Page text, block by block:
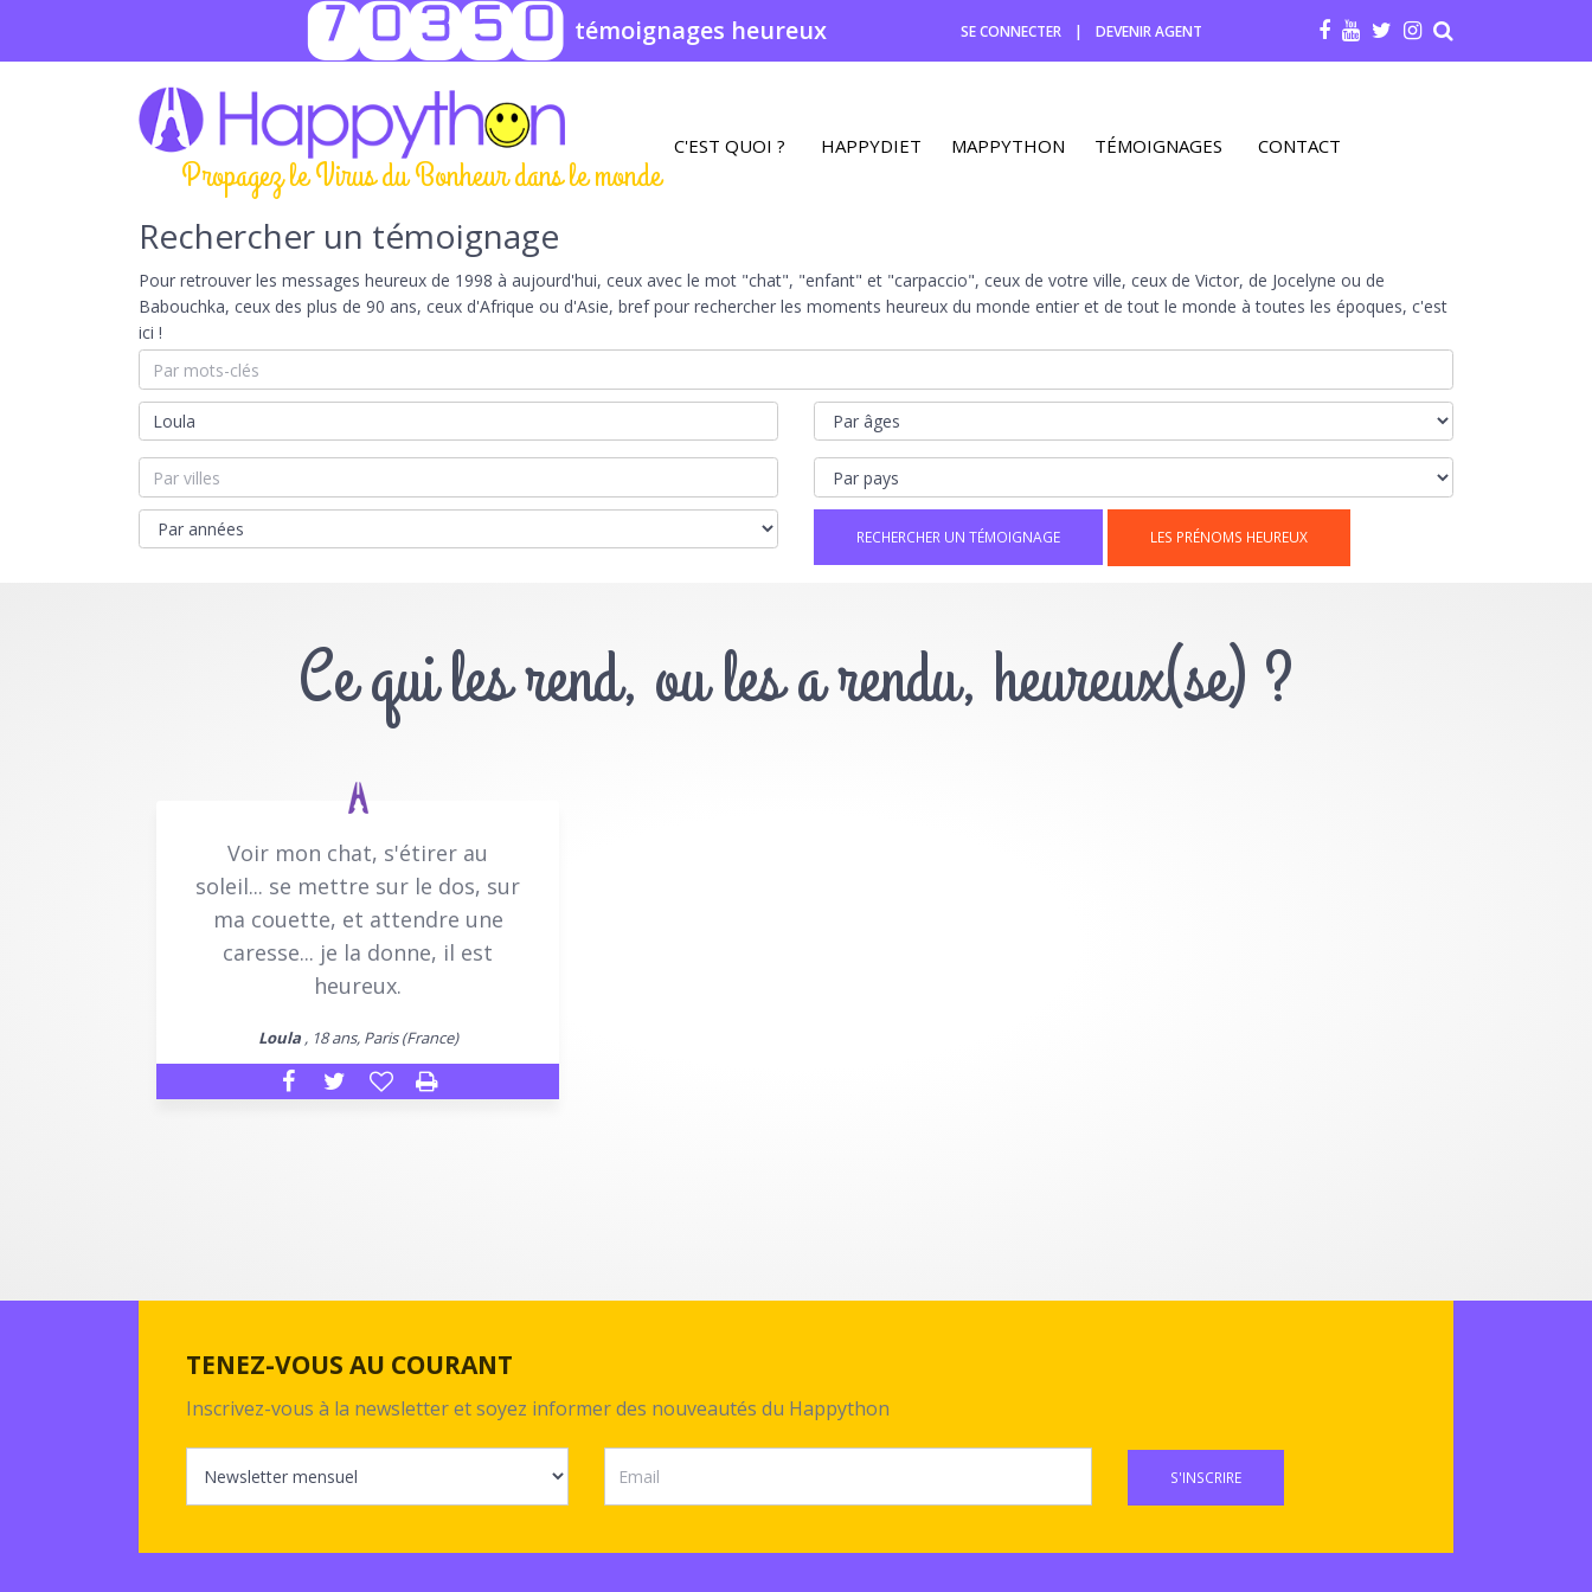
70350 témoignages heureux SE CONNECTER | DEVENIR AGENT
Propagez le Virus du Bonheur dans le monde
C'EST QUOI ? HAPPYDIET MAPPYTHON TÉMOIGNAGES CONTACT
Rechercher un témoignage
Pour retrouver les messages heureux de 1998 à aujourd'hui, ceux avec le mot "chat", "enfant" et "carpaccio", ceux de votre ville, ceux de Victor, de Jocelyne ou de
Babouchka, ceux des plus de 90 ans, ceux d'Afrique ou d'Asie, bref pour rechercher les moments heureux du monde entier et de tout le monde à toutes les époques, c'est
ici !
LES PRÉNOMS HEUREUX
Ce qui les rend, ou les a rendu, heureux(se) ?
Voir mon chat, s'étirer au
soleil... se mettre sur le dos, sur
ma couette, et attendre une
caresse... je la donne, il est
heureux.
Loula, 18 ans, Paris (France)
TENEZ-VOUS AU COURANT
Inscrivez-vous à la newsletter et soyez informer des nouveautés du Happython
S'INSCRIRE